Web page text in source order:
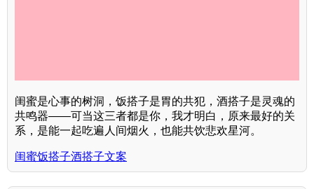
闺蜜是心事的树洞，饭搭子是胃的共犯，酒搭子是灵魂的
共鸣器——可当这三者都是你，我才明白，原来最好的关
系，是能一起吃遍人间烟火，也能共饮悲欢星河。
闺蜜饭搭子酒搭子文案